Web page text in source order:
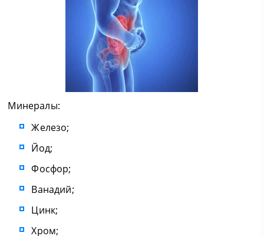
Минералы:
Железо;
Йод;
Фосфор;
Ванадий;
Цинк;
Хром;